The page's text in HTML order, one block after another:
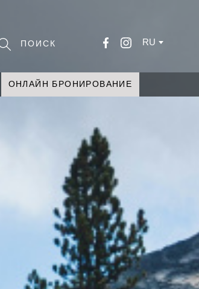
RU
ОНЛАЙН БРОНИРОВАНИЕ